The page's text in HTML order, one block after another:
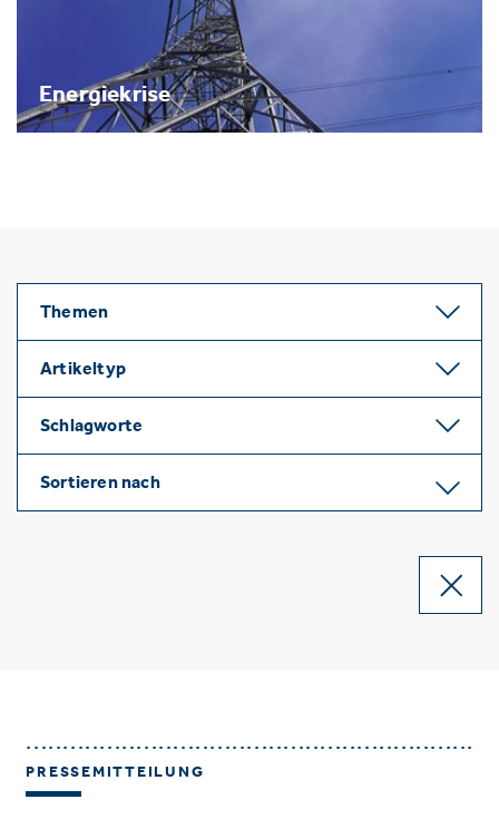
Energiekrise
Themen
Artikeltyp
Schlagworte
Sortieren nach
PRESSEMITTEILUNG